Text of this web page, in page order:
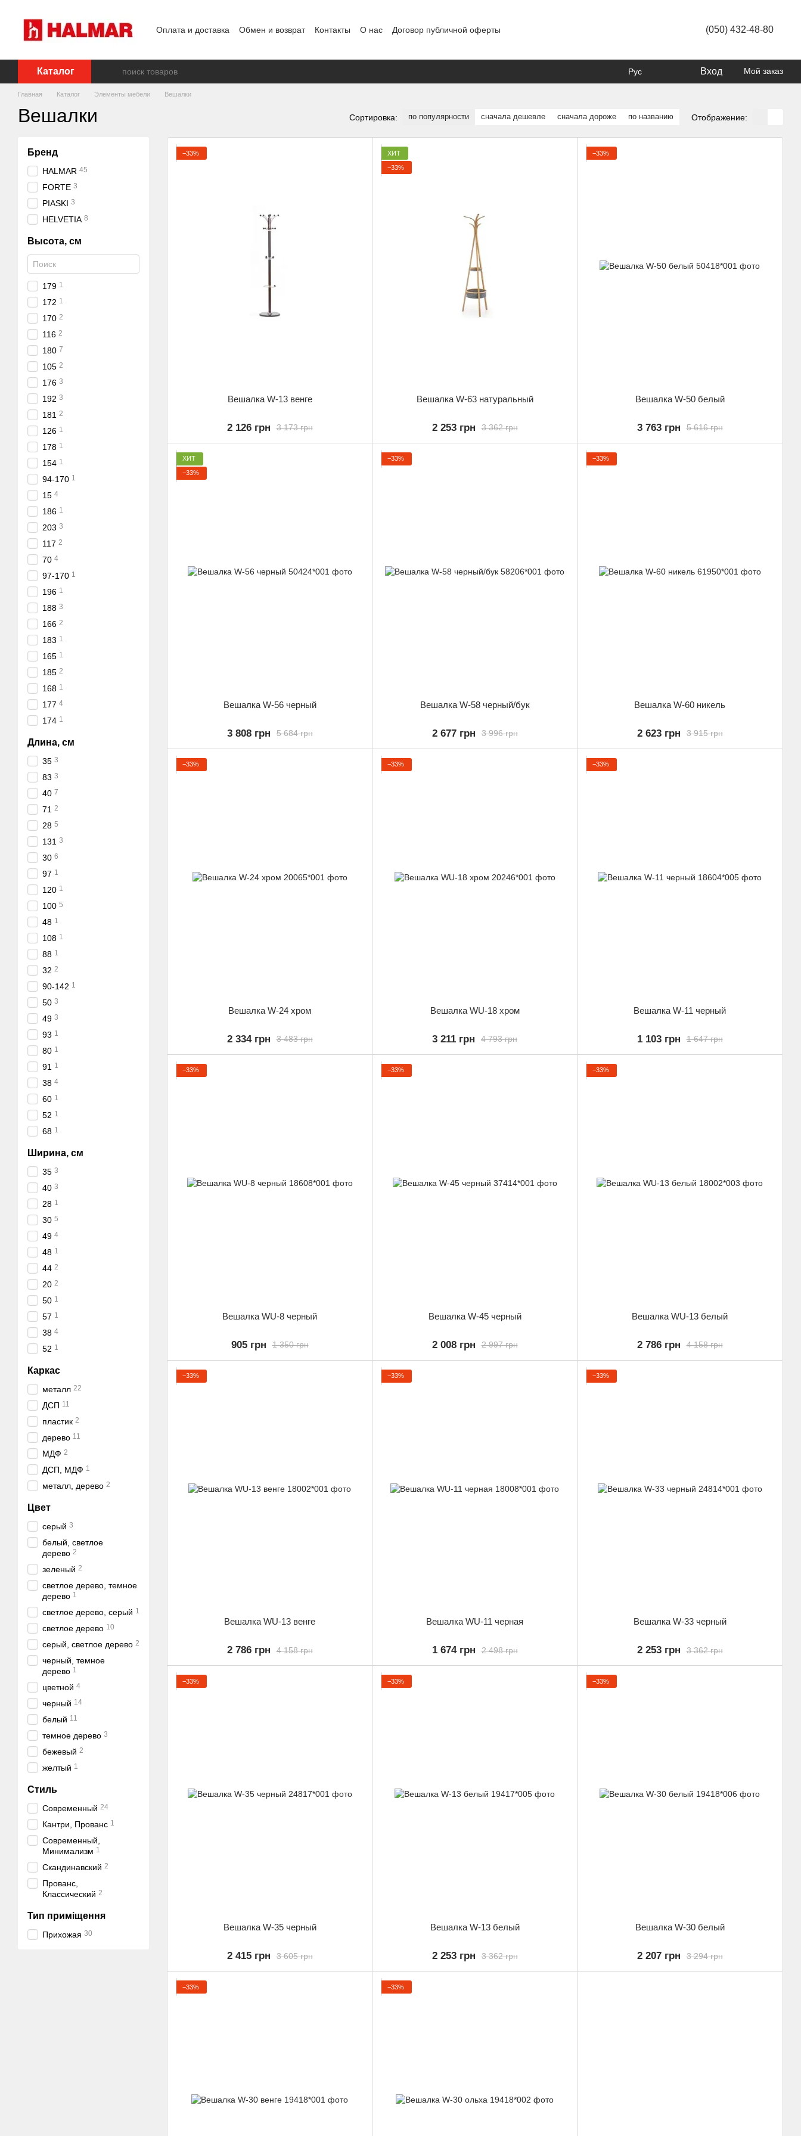
Оплата и доставка Обмен и возврат Контакты О нас Договор публичной оферты (050) 432-48-80
Каталог Рус Вход Мой заказ
Главная Каталог Элементы мебели Вешалки
Вешалки Сортировка: по популярности сначала дешевле сначала дороже по названию Отображение:
−33%
Вешалка W-13 венге
3 173 грн
2 126 грн
ХИТ
−33%
Вешалка W-63 натуральный
3 362 грн
2 253 грн
−33%
Вешалка W-50 белый
5 616 грн
3 763 грн
ХИТ
−33%
Вешалка W-56 черный
5 684 грн
3 808 грн
−33%
Вешалка W-58 черный/бук
3 996 грн
2 677 грн
−33%
Вешалка W-60 никель
3 915 грн
2 623 грн
−33%
Вешалка W-24 хром
3 483 грн
2 334 грн
−33%
Вешалка WU-18 хром
4 793 грн
3 211 грн
−33%
Вешалка W-11 черный
1 647 грн
1 103 грн
−33%
Вешалка WU-8 черный
1 350 грн
905 грн
−33%
Вешалка W-45 черный
2 997 грн
2 008 грн
−33%
Вешалка WU-13 белый
4 158 грн
2 786 грн
−33%
Вешалка WU-13 венге
4 158 грн
2 786 грн
−33%
Вешалка WU-11 черная
2 498 грн
1 674 грн
−33%
Вешалка W-33 черный
3 362 грн
2 253 грн
−33%
Вешалка W-35 черный
3 605 грн
2 415 грн
−33%
Вешалка W-13 белый
3 362 грн
2 253 грн
−33%
Вешалка W-30 белый
3 294 грн
2 207 грн
−33% −33%
Бренд
HALMAR 45
FORTE 3
PIASKI 3
HELVETIA 8
Высота, см
179 1
172 1
170 2
116 2
180 7
105 2
176 3
192 3
181 2
126 1
178 1
154 1
94-170 1
15 4
186 1
203 3
117 2
70 4
97-170 1
196 1
188 3
166 2
183 1
165 1
185 2
168 1
177 4
174 1
Длина, см
35 3
83 3
40 7
71 2
28 5
131 3
30 6
97 1
120 1
100 5
48 1
108 1
88 1
32 2
90-142 1
50 3
49 3
93 1
80 1
91 1
38 4
60 1
52 1
68 1
Ширина, см
35 3
40 3
28 1
30 5
49 4
48 1
44 2
20 2
50 1
57 1
38 4
52 1
Каркас
металл 22
ДСП 11
пластик 2
дерево 11
МДФ 2
ДСП, МДФ 1
металл, дерево 2
Цвет
серый 3
белый, светлое
дерево 2
зеленый 2
светлое дерево, темное
дерево 1
светлое дерево, серый 1
светлое дерево 10
серый, светлое дерево 2
черный, темное
дерево 1
цветной 4
черный 14
белый 11
темное дерево 3
бежевый 2
желтый 1
Стиль
Современный 24
Кантри, Прованс 1
Современный,
Минимализм 1
Скандинавский 2
Прованс,
Классический 2
Тип приміщення
Прихожая 30